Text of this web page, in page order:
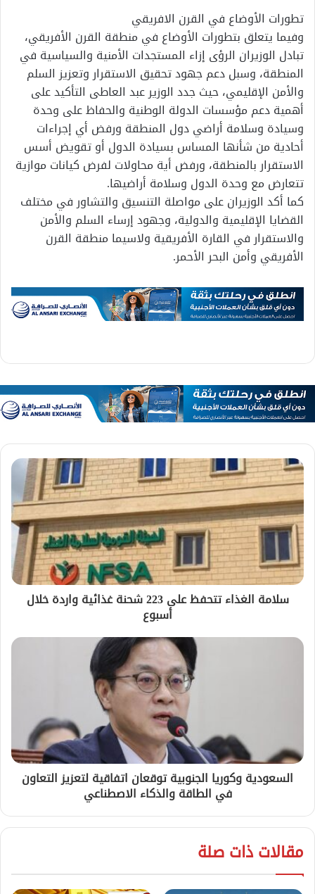
تطورات الأوضاع في القرن الافريقي
وفيما يتعلق بتطورات الأوضاع في منطقة القرن الأفريقي،
تبادل الوزيران الرؤى إزاء المستجدات الأمنية والسياسية في
المنطقة، وسبل دعم جهود تحقيق الاستقرار وتعزيز السلم
والأمن الإقليمي، حيث جدد الوزير عبد العاطى التأكيد على
أهمية دعم مؤسسات الدولة الوطنية والحفاظ على وحدة
وسيادة وسلامة أراضي دول المنطقة ورفض أي إجراءات
أحادية من شأنها المساس بسيادة الدول أو تقويض أسس
الاستقرار بالمنطقة، ورفض أية محاولات لفرض كيانات موازية
تتعارض مع وحدة الدول وسلامة أراضيها.
كما أكد الوزيران على مواصلة التنسيق والتشاور في مختلف
القضايا الإقليمية والدولية، وجهود إرساء السلم والأمن
والاستقرار في القارة الأفريقية ولاسيما منطقة القرن
الأفريقي وأمن البحر الأحمر.
سلامة الغذاء تتحفظ على 223 شحنة غذائية واردة خلال
أسبوع
السعودية وكوريا الجنوبية توقعان اتفاقية لتعزيز التعاون
في الطاقة والذكاء الاصطناعي
مقالات ذات صلة